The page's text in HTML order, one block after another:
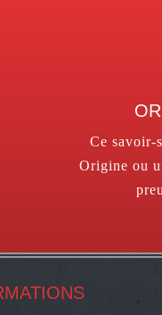
Ce savoir-
Origine ou